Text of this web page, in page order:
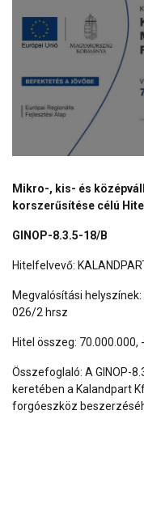
Mikro-, kis- és
korszerűsítése célú
GINOP-8.3.5-18/B
Hitelfelvevő:
Megvalósítási
026/2 hrsz
Hitel összeg: 70.000.000,
Összefoglaló: A GINOP-
keretében a Kalandpart
forgóeszköz